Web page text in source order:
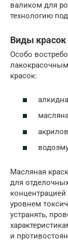
валиком для
технологию
Виды красок
Особо
красок:
Масляная
для
уровнем
устранять,
и